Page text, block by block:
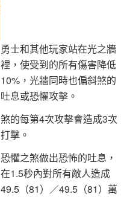
勇士和其他玩家站在光之牆
裡，使受到的所有傷害降低
10%，光牆同時也偏斜煞的
吐息或恐懼攻擊。
煞的每第4次攻擊會造成3次
打擊。
恐懼之煞做出恐怖的吐息，
在1.5秒內對所有敵人造成
49.5（81）／49.5（81）萬